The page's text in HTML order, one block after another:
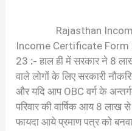
Rajasthan
Income Certificate
23 :- हाल ही में सरकार ने 8
वाले लोगों के लिए सरकारी
और यदि आप OBC वर्ग के
परिवार की वार्षिक आय 8
फायदा आये प्रमाण पत्र को